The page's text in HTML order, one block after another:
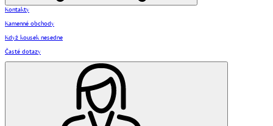
Kontakty
Kamenné obchody
Když kousek nesedne
Časté dotazy